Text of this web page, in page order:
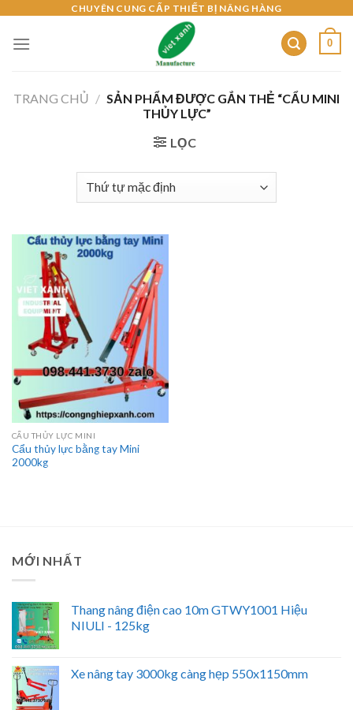
content
CHUYÊN CUNG CẤP THIẾT BỊ NÂNG HÀNG
0
TRANG CHỦ / SẢN PHẨM ĐƯỢC GẮN THẺ “CẨU MINI
THỦY LỰC”
LỌC
CẨU THỦY LỰC MINI
Cẩu thủy lực bằng tay Mini
2000kg
MỚI NHẤT
Thang nâng điện cao 10m GTWY1001 Hiệu
NIULI - 125kg
Xe nâng tay 3000kg càng hẹp 550x1150mm